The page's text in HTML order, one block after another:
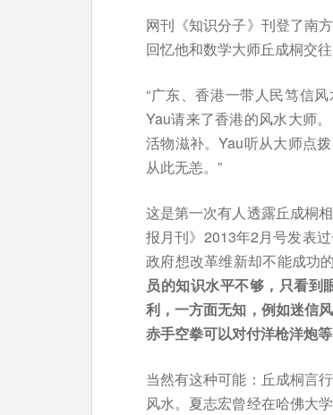
网刊《知识分子》刊登了南
回忆他和数学大师丘成桐交
“广东、香港一带人民笃信
Yau请来了香港的风水大师
活物滋补。Yau听从大师点
从此无恙。”
这是第一次有人透露丘成桐
报月刊》2013年2月号发表
政府想改革维新却不能成功
员的知识水平不够，只看到
利，一方面无知，例如迷信
赤手空拳可以对付洋枪洋炮
当然有这种可能：丘成桐言
风水。夏志宏曾经在哈佛大